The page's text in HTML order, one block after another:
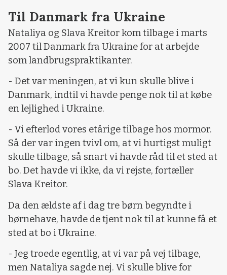
Til Danmark fra Ukraine
Nataliya og Slava Kreitor kom tilbage i marts
2007 til Danmark fra Ukraine for at arbejde
som landbrugspraktikanter.
- Det var meningen, at vi kun skulle blive i
Danmark, indtil vi havde penge nok til at købe
en lejlighed i Ukraine.
- Vi efterlod vores etårige tilbage hos mormor.
Så der var ingen tvivl om, at vi hurtigst muligt
skulle tilbage, så snart vi havde råd til et sted at
bo. Det havde vi ikke, da vi rejste, fortæller
Slava Kreitor.
Da den ældste af i dag tre børn begyndte i
børnehave, havde de tjent nok til at kunne få et
sted at bo i Ukraine.
- Jeg troede egentlig, at vi var på vej tilbage,
men Nataliya sagde nej. Vi skulle blive for